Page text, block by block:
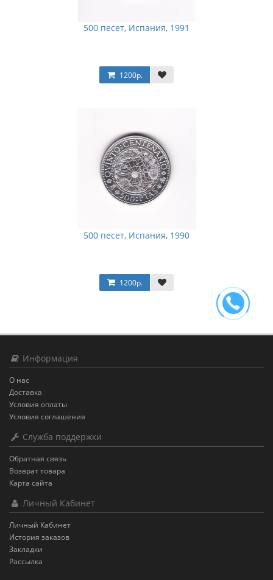
500 песет, Испания, 1991
1200р.
500 песет, Испания, 1990
1200р.
Информация
О нас
Доставка
Условия оплаты
Условия соглашения
Служба поддержки
Обратная связь
Возврат товара
Карта сайта
Личный Кабинет
Личный Кабинет
История заказов
Закладки
Рассылка